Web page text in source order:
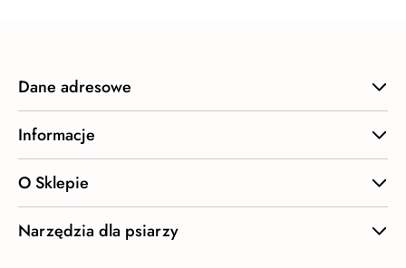
Dane adresowe
Informacje
O Sklepie
Narzędzia dla psiarzy